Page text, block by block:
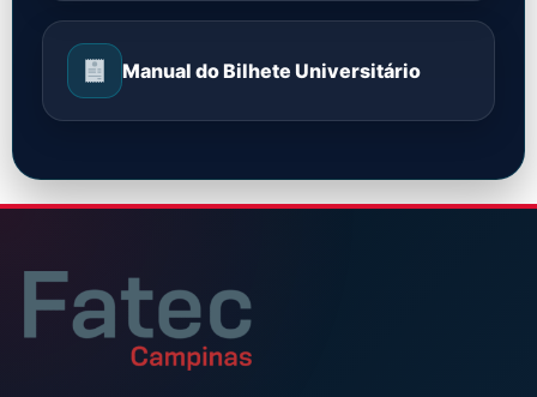
Manual do Bilhete Universitário